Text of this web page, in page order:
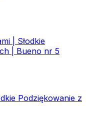
| Słodkie
| Bueno nr 5
Podziękowanie z